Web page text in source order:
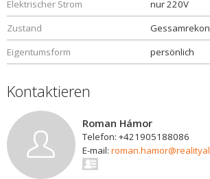
Elektrischer Strom
nur 220V
Zustand
Eigentumsform
persönlich
Kontaktieren
Roman Hámor
Telefon: +421905188086
E-mail: